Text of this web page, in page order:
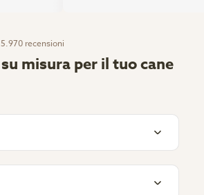
recensioni
misura per il tuo cane